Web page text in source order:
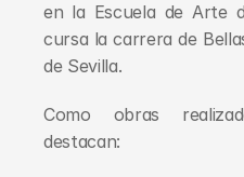
en la Escuela de Arte
cursa la carrera de
de Sevilla.
Como obras
destacan: